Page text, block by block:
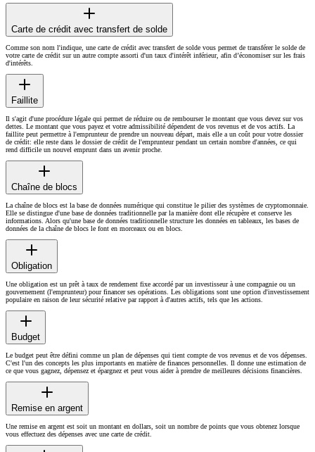
Carte de crédit avec transfert de solde
Comme son nom l'indique, une carte de crédit avec transfert de solde vous permet de transférer le solde de
votre carte de crédit sur un autre compte assorti d'un taux d'intérêt inférieur, afin d’économiser sur les frais
d'intérêts.
Faillite
Il s'agit d'une procédure légale qui permet de réduire ou de rembourser le montant que vous devez sur vos
dettes. Le montant que vous payez et votre admissibilité dépendent de vos revenus et de vos actifs. La
faillite peut permettre à l'emprunteur de prendre un nouveau départ, mais elle a un coût pour votre dossier
de crédit: elle reste dans le dossier de crédit de l'emprunteur pendant un certain nombre d'années, ce qui
rend difficile un nouvel emprunt dans un avenir proche.
Chaîne de blocs
La chaîne de blocs est la base de données numérique qui constitue le pilier des systèmes de cryptomonnaie.
Elle se distingue d'une base de données traditionnelle par la manière dont elle récupère et conserve les
informations. Alors qu'une base de données traditionnelle structure les données en tableaux, les bases de
données de la chaîne de blocs le font en morceaux ou en blocs.
Obligation
Une obligation est un prêt à taux de rendement fixe accordé par un investisseur à une compagnie ou un
gouvernement (l'emprunteur) pour financer ses opérations. Les obligations sont une option d'investissement
populaire en raison de leur sécurité relative par rapport à d'autres actifs, tels que les actions.
Budget
Le budget peut être défini comme un plan de dépenses qui tient compte de vos revenus et de vos dépenses.
C'est l'un des concepts les plus importants en matière de finances personnelles. Il donne une estimation de
ce que vous gagnez, dépensez et épargnez et peut vous aider à prendre de meilleures décisions financières.
Remise en argent
Une remise en argent est soit un montant en dollars, soit un nombre de points que vous obtenez lorsque
vous effectuez des dépenses avec une carte de crédit.